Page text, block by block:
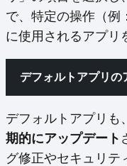
で、特定の操作（例
に使用されるアプリ
デフォルトアプリの
デフォルトアプリも、
期的にアップデート
グ修正やセキュリテ